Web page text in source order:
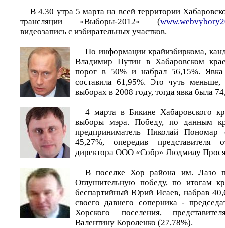
В 4.30 утра 5 марта на всей территории
трансляции «Выборы-2012» (
видеозапись с избирательных участков.
По информации крайизбиркома,
Владимир Путин в Хабаровском
порог в 50% и набрал 56,15%.
составила 61,95%. Это чуть меньше,
выборах в 2008 году, тогда явка была
4 марта в Бикине Хабаровского
выборы мэра. Победу, по данным
предприниматель Николай
45,27%, опередив представителя
директора ООО «Собр» Людмилу
В поселке Хор района им. Лазо
Оглушительную победу, по итогам
беспартийный Юрий Исаев, набрав
своего давнего соперника -
Хорского поселения,
Валентину Короленко (27,78%).